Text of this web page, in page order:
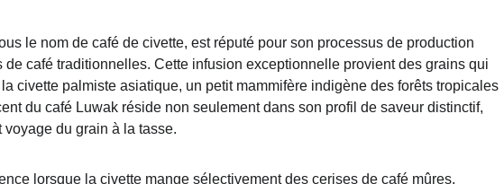
le nom de café de civette, est réputé pour son processus de production
café traditionnelles. Cette infusion exceptionnelle provient des grains qui
civette palmiste asiatique, un petit mammifère indigène des forêts tropicales
du café Luwak réside non seulement dans son profil de saveur distinctif,
du grain à la tasse.
lorsque la civette mange sélectivement des cerises de café mûres,